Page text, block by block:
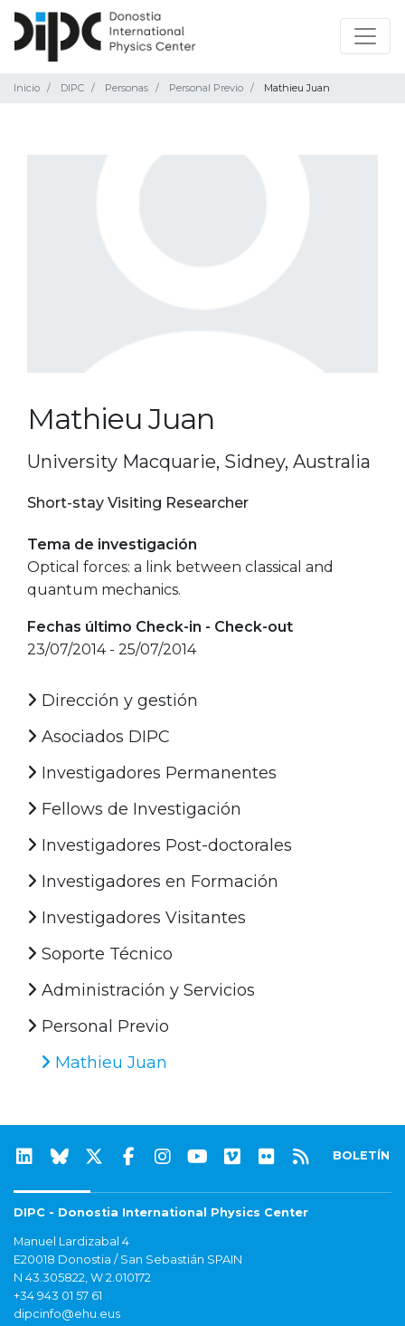
Inicio DIPC Personas Personal Previo Mathieu Juan
Mathieu Juan
University Macquarie, Sidney, Australia
Short-stay Visiting Researcher
Tema de investigación
Optical forces: a link between classical and
quantum mechanics.
Fechas último Check-in - Check-out
23/07/2014 - 25/07/2014
Dirección y gestión
Asociados DIPC
Investigadores Permanentes
Fellows de Investigación
Investigadores Post-doctorales
Investigadores en Formación
Investigadores Visitantes
Soporte Técnico
Administración y Servicios
Personal Previo
Mathieu Juan
BOLETÍN
DIPC - Donostia International Physics Center
Manuel Lardizabal 4
E20018 Donostia / San Sebastián SPAIN
N 43.305822, W 2.010172
+34 943 01 57 61
dipcinfo@ehu.eus